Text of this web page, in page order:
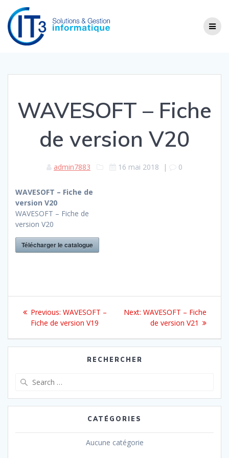
WAVESOFT – Fiche
de version V20
admin7883 16 mai 2018 | 0
WAVESOFT – Fiche de
version V20
WAVESOFT – Fiche de
version V20
Télécharger le catalogue
Navigation
l’article
Previous: Previous
post:
WAVESOFT –
Fiche de version V19
Next: Next
post:
WAVESOFT – Fiche
de version V21
RECHERCHER
CATÉGORIES
Aucune catégorie